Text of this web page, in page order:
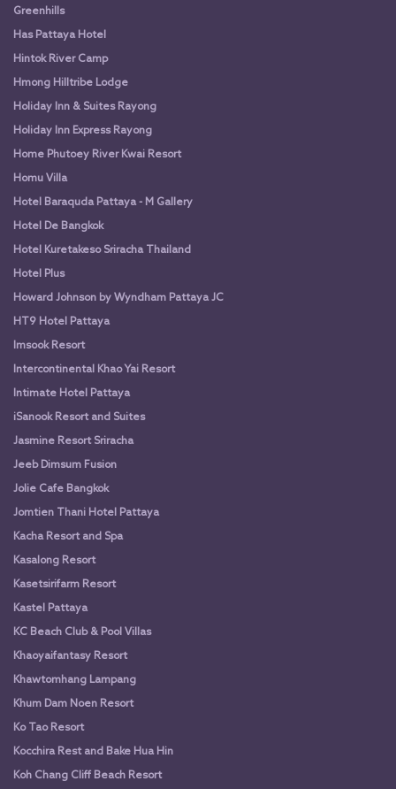
Greenhills
Has Pattaya Hotel
Hintok River Camp
Hmong Hilltribe Lodge
Holiday Inn & Suites Rayong
Holiday Inn Express Rayong
Home Phutoey River Kwai Resort
Homu Villa
Hotel Baraquda Pattaya - M Gallery
Hotel De Bangkok
Hotel Kuretakeso Sriracha Thailand
Hotel Plus
Howard Johnson by Wyndham Pattaya JC
HT9 Hotel Pattaya
Imsook Resort
Intercontinental Khao Yai Resort
Intimate Hotel Pattaya
iSanook Resort and Suites
Jasmine Resort Sriracha
Jeeb Dimsum Fusion
Jolie Cafe Bangkok
Jomtien Thani Hotel Pattaya
Kacha Resort and Spa
Kasalong Resort
Kasetsirifarm Resort
Kastel Pattaya
KC Beach Club & Pool Villas
Khaoyaifantasy Resort
Khawtomhang Lampang
Khum Dam Noen Resort
Ko Tao Resort
Kocchira Rest and Bake Hua Hin
Koh Chang Cliff Beach Resort